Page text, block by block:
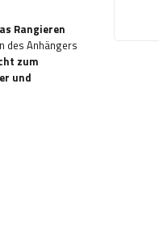
Rangieren
des Anhängers
zum
und